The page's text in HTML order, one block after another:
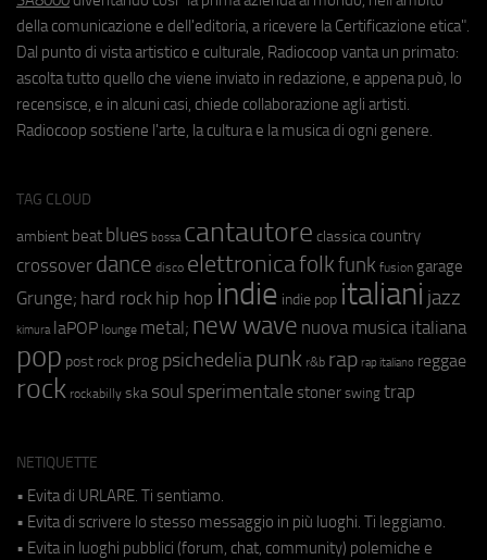
della comunicazione e dell'editoria, a ricevere la Certificazione etica".
Dal punto di vista artistico e culturale, Radiocoop vanta un primato:
ascolta tutto quello che viene inviato in redazione, e appena può, lo
recensisce, e in alcuni casi, chiede collaborazione agli artisti.
Radiocoop sostiene l'arte, la cultura e la musica di ogni genere.
TAG CLOUD
ambient beat blues bossa cantautore classica country
crossover dance disco elettronicafolkfunk fusion garage
Grunge; hard rock hip hop indie indie pop italiani jazz
kimura laPOP lounge metal; new wave nuova musica italiana
pop post rock prog psichedeliapunk r&b rap rap italiano reggae
rock rockabilly ska soul sperimentale stoner swing trap
NETIQUETTE
• Evita di URLARE. Ti sentiamo.
• Evita di scrivere lo stesso messaggio in più luoghi. Ti leggiamo.
• Evita in luoghi pubblici (forum, chat, community) polemiche e